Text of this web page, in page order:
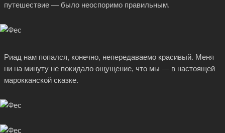
путешествие — было неоспоримо правильным.
Риад нам попался, конечно, непередаваемо красивый. Меня
ни на минуту не покидало ощущение, что мы — в настоящей
марокканской сказке.